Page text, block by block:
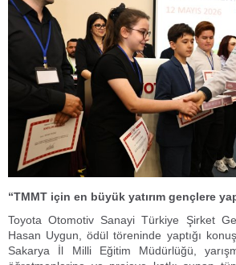
“TMMT için en büyük yatırım gençlere
Toyota Otomotiv Sanayi Türkiye Şirket
Hasan Uygun, ödül töreninde yaptığı
Sakarya İl Milli Eğitim Müdürlüğü,